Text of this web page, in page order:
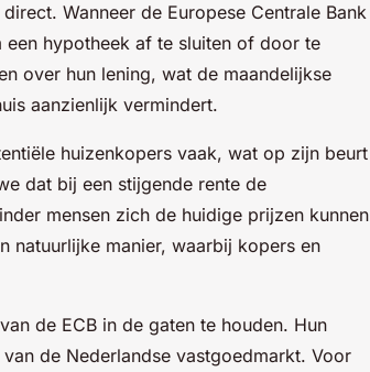
Wanneer de Europese Centrale Bank
hypotheek af te sluiten of door te
over hun lening, wat de maandelijkse
aanzienlijk vermindert.
huizenkopers vaak, wat op zijn beurt
dat bij een stijgende rente de
mensen zich de huidige prijzen kunnen
natuurlijke manier, waarbij kopers en
de ECB in de gaten te houden. Hun
de Nederlandse vastgoedmarkt. Voor